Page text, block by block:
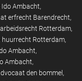
Ambacht
erfrecht Barendrecht
Rotterdam
huurrecht Rotterdam
Ambacht
Ambacht
den bommel